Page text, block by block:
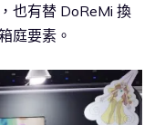
也有替 DoReMi 換
庭要素。